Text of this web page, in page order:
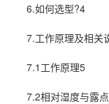
6.如何选型?4
7.工作原理及相关
7.1工作原理5
7.2相对湿度与露